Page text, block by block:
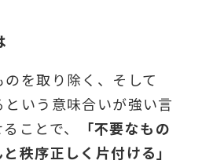
のを取り除く、そして
という意味合いが強い言
ことで、
「不要なもの
秩序正しく片付ける」